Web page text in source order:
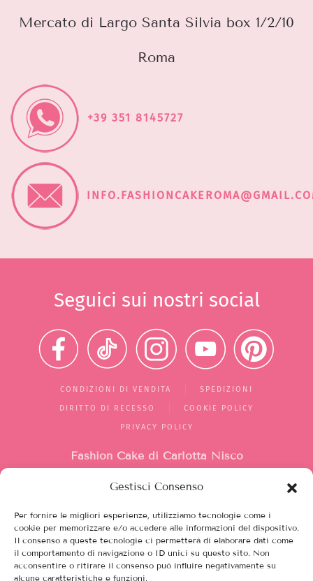
Gestisci Consenso
Per fornire le migliori esperienze, utilizziamo tecnologie come i
cookie per memorizzare e/o accedere alle informazioni del dispositivo.
Il consenso a queste tecnologie ci permetterà di elaborare dati come
il comportamento di navigazione o ID unici su questo sito. Non
acconsentire o ritirare il consenso può influire negativamente su
alcune caratteristiche e funzioni.
Mercato di Largo Santa Silvia box 1/2/10
Roma
+39 351 8145727
Seguici sui nostri social
CONDIZIONI DI VENDITA SPEDIZIONI
DIRITTO DI RECESSO COOKIE POLICY
PRIVACY POLICY
Fashion Cake di Carlotta Nisco
Mercato di Largo Santa Silvia
00149, Roma (RM)
Italia